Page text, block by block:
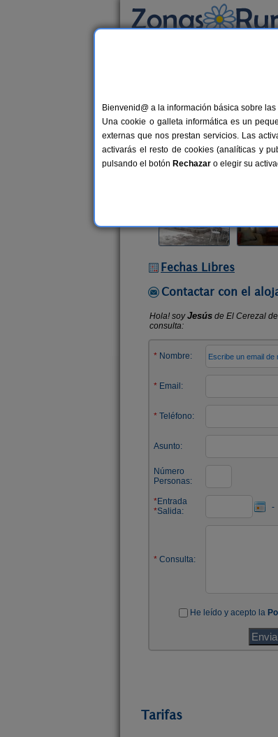
El Cerezal del
Casa Rural en
Alquiler completo 7
Fechas Libres
Contactar con el
Tarifas
Bienvenid@ a la información básica sobre
Una cookie o galleta informática es un
externas que nos prestan servicios. Las
activarás el resto de cookies (analíticas y
pulsando el botón Rechazar o elegir su